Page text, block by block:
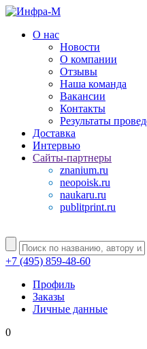
О нас
Новости
О компании
Отзывы
Наша команда
Вакансии
Контакты
Результаты
Доставка
Интервью
Сайты-партнеры
znanium.ru
neopoisk.ru
naukaru.ru
publitprint.ru
+7 (495) 859-48-60
Профиль
Заказы
Личные данные
0